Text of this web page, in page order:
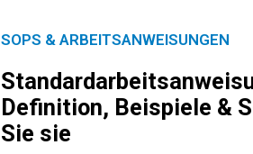
SOPS & ARBEITSANWEISUNGEN
Definition, Beispiele &
Sie sie